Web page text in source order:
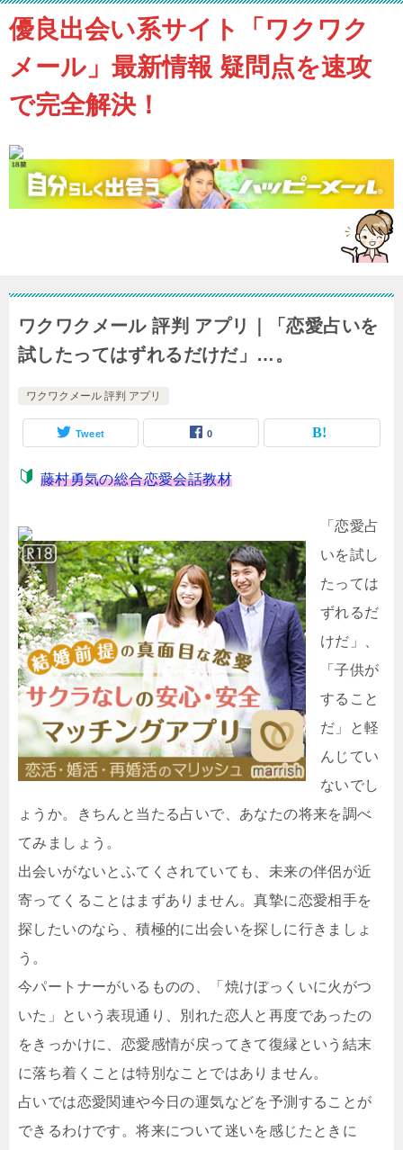
優良出会い系サイト「ワクワク
メール」最新情報 疑問点を速攻
で完全解決！
ワクワクメール 評判 アプリ｜「恋愛占いを
試したってはずれるだけだ」…。
ワクワクメール 評判 アプリ
Tweet 0
藤村勇気の総合恋愛会話教材
「恋愛占
いを試し
たっては
ずれるだ
けだ」、
「子供が
すること
だ」と軽
んじてい
ないでし
ょうか。きちんと当たる占いで、あなたの将来を調べ
てみましょう。
出会いがないとふてくされていても、未来の伴侶が近
寄ってくることはまずありません。真摯に恋愛相手を
探したいのなら、積極的に出会いを探しに行きましょ
う。
今パートナーがいるものの、「焼けぼっくいに火がつ
いた」という表現通り、別れた恋人と再度であったの
をきっかけに、恋愛感情が戻ってきて復縁という結末
に落ち着くことは特別なことではありません。
占いでは恋愛関連や今日の運気などを予測することが
できるわけです。将来について迷いを感じたときに